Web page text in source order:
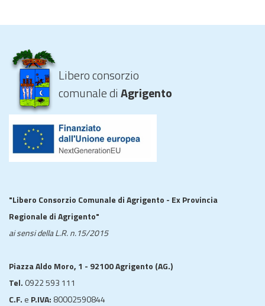
Libero consorzio
comunale diAgrigento
"Libero Consorzio Comunale di Agrigento - Ex Provincia
Regionale di Agrigento"
ai sensi della L.R. n.15/2015
Piazza Aldo Moro, 1 - 92100 Agrigento (AG.)
Tel. 0922 593 111
C.F. e P.IVA: 80002590844